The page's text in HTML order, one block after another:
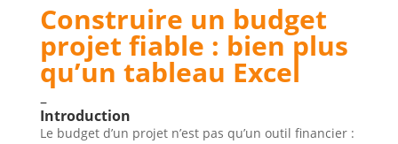
Construire un budget
projet fiable : bien plus
qu’un tableau Excel
–
Introduction
Le budget d’un projet n’est pas qu’un outil financier :